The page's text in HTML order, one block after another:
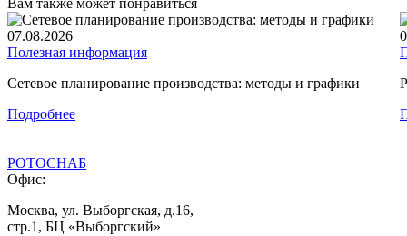
Вам также может понравиться
07.08.2026
Полезная информация
Сетевое планирование производства: методы и графики
Подробнее
РОТОСНАБ
Офис:
Москва, ул. Выборгская, д.16,
стр.1, БЦ «Выборгский»